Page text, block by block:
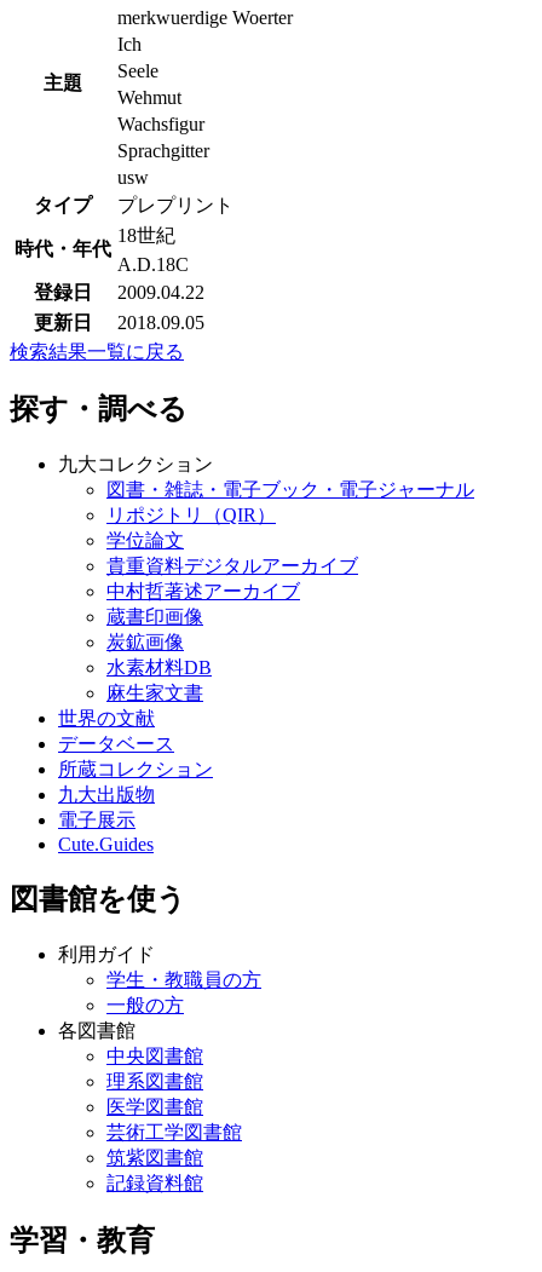
主題
merkwuerdige Woerter
Ich
Seele
Wehmut
Wachsfigur
Sprachgitter
usw
タイプ
プレプリント
時代・年代
18世紀
A.D.18C
登録日
2009.04.22
更新日
2018.09.05
検索結果一覧に戻る
探す・調べる
九大コレクション
図書・雑誌・電子ブック・電子ジャーナル
リポジトリ（QIR）
学位論文
貴重資料デジタルアーカイブ
中村哲著述アーカイブ
蔵書印画像
炭鉱画像
水素材料DB
麻生家文書
世界の文献
データベース
所蔵コレクション
九大出版物
電子展示
Cute.Guides
図書館を使う
利用ガイド
学生・教職員の方
一般の方
各図書館
中央図書館
理系図書館
医学図書館
芸術工学図書館
筑紫図書館
記録資料館
学習・教育